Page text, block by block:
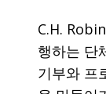
C.H.
행하는 단
기부와 프